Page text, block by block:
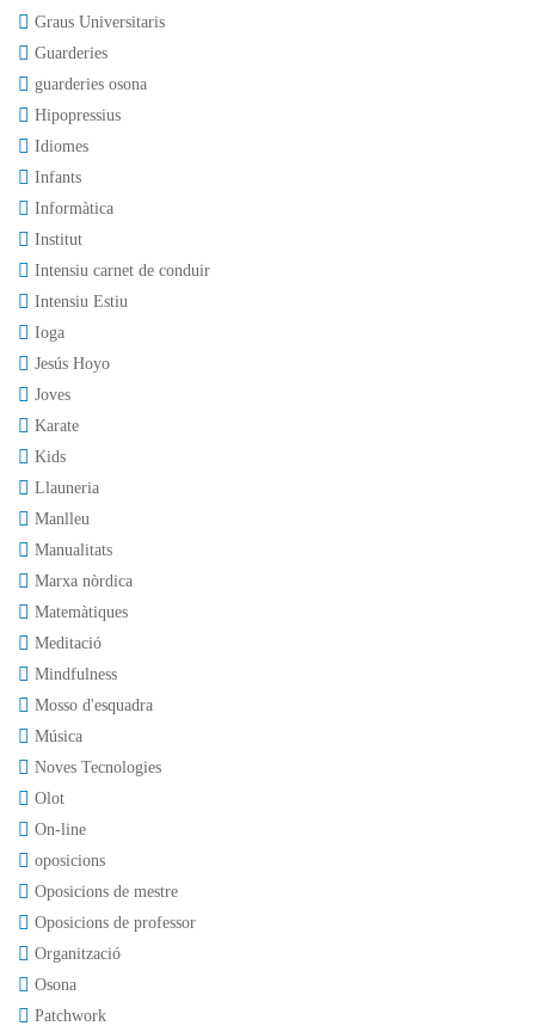
Graus Universitaris
Guarderies
guarderies osona
Hipopressius
Idiomes
Infants
Informàtica
Institut
Intensiu carnet de conduir
Intensiu Estiu
Ioga
Jesús Hoyo
Joves
Karate
Kids
Llauneria
Manlleu
Manualitats
Marxa nòrdica
Matemàtiques
Meditació
Mindfulness
Mosso d'esquadra
Música
Noves Tecnologies
Olot
On-line
oposicions
Oposicions de mestre
Oposicions de professor
Organització
Osona
Patchwork